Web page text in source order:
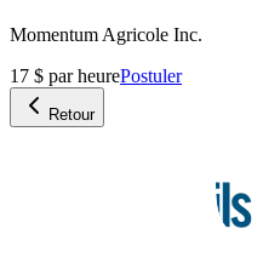
Momentum Agricole Inc.
17 $ par heurePostuler
Retour